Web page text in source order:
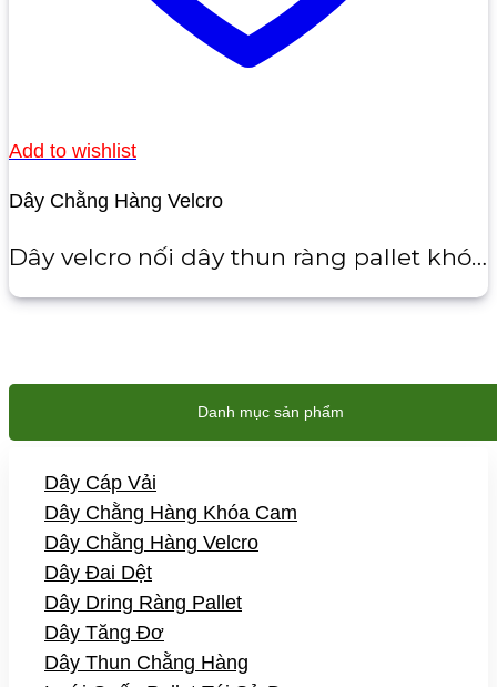
Add to wishlist
Dây Chằng Hàng Velcro
Dây velcro nối dây thun ràng pallet khóa dring
Danh mục sản phẩm
Dây Cáp Vải
Dây Chằng Hàng Khóa Cam
Dây Chằng Hàng Velcro
Dây Đai Dệt
Dây Dring Ràng Pallet
Dây Tăng Đơ
Dây Thun Chằng Hàng